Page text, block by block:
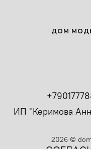
ИП "Керимова
ДОМ
2026 ©